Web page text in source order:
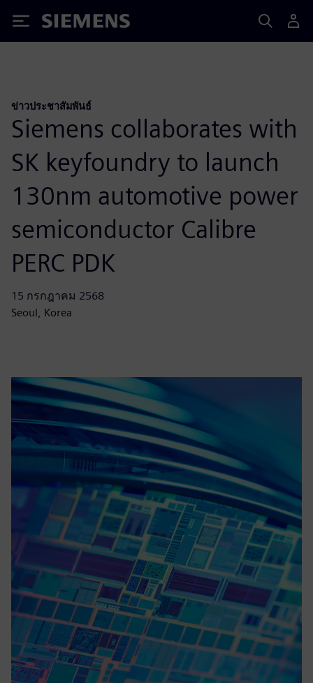
Siemens
ข่าวประชาสัมพันธ์
Siemens collaborates with
SK keyfoundry to launch
130nm automotive power
semiconductor Calibre
PERC PDK
15 กรกฎาคม 2568
Seoul, Korea